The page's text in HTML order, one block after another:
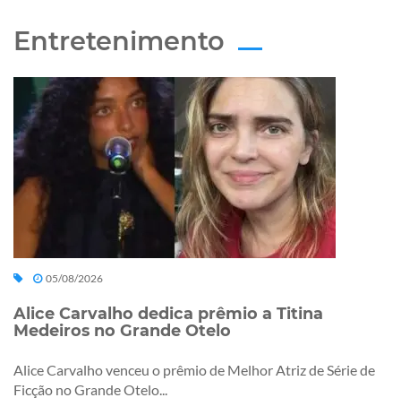
Entretenimento
05/08/2026
Alice Carvalho dedica prêmio a Titina
Medeiros no Grande Otelo
Alice Carvalho venceu o prêmio de Melhor Atriz de Série de
Ficção no Grande Otelo...